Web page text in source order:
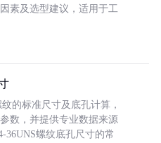
素及选型建议，适用于工
的标准尺寸及底孔计算，
数，并提供专业数据来源
36UNS螺纹底孔尺寸的常